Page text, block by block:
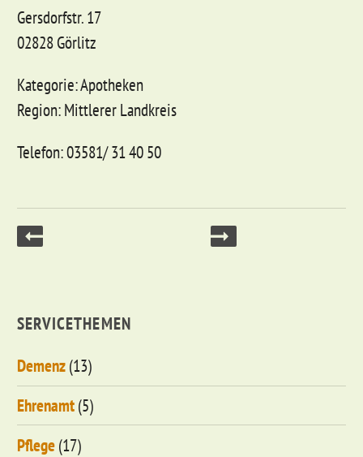
Gersdorfstr. 17
02828 Görlitz
Kategorie: Apotheken
Region: Mittlerer Landkreis
Telefon: 03581/ 31 40 50
SERVICETHEMEN
Demenz(13)
Ehrenamt(5)
Pflege(17)